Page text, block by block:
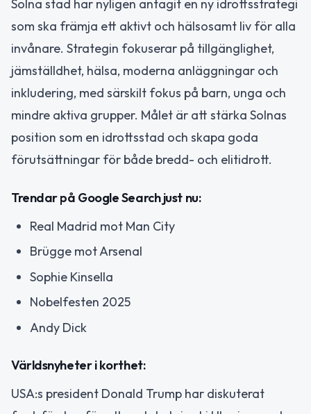
Solna stad har nyligen antagit en ny idrottsstrategi
som ska främja ett aktivt och hälsosamt liv för alla
invånare. Strategin fokuserar på tillgänglighet,
jämställdhet, hälsa, moderna anläggningar och
inkludering, med särskilt fokus på barn, unga och
mindre aktiva grupper. Målet är att stärka Solnas
position som en idrottsstad och skapa goda
förutsättningar för både bredd- och elitidrott.
Trendar på Google Search just nu:
Real Madrid mot Man City
Brügge mot Arsenal
Sophie Kinsella
Nobelfesten 2025
Andy Dick
Världsnyheter i korthet:
USA:s president Donald Trump har diskuterat